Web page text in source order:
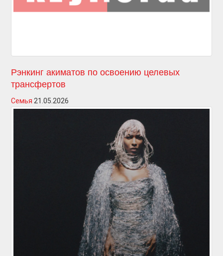
Рэнкинг акиматов по освоению целевых
трансфертов
Семья 21.05.2026